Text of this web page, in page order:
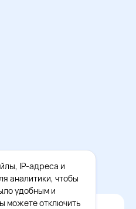
данных
IP-адреса и
аналитики, чтобы
удобным и
можете отключить